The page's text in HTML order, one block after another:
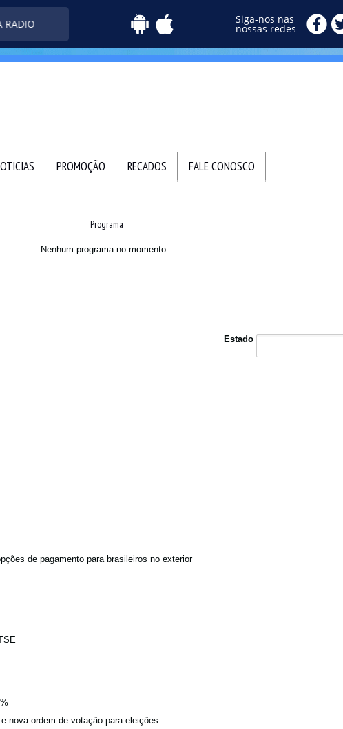
Siga-nos nas
nossas redes
PROMOÇÃO RECADOS
FALE CONOSCO
Programa
Nenhum programa no momento
Estado
de pagamento para brasileiros no exterior
nova ordem de votação para eleições